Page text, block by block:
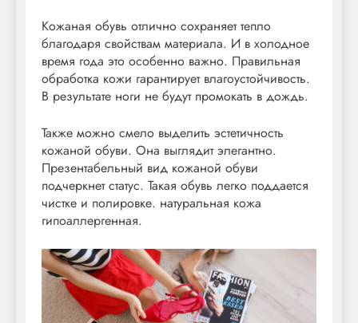
Кожаная обувь отлично сохраняет тепло
благодаря свойствам материала. И в холодное
время года это особенно важно. Правильная
обработка кожи гарантирует влагоустойчивость.
В результате ноги не будут промокать в дождь.
Также можно смело выделить эстетичность
кожаной обуви. Она выглядит элегантно.
Презентабельный вид кожаной обуви
подчеркнет статус. Такая обувь легко поддается
чистке и полировке. натуральная кожа
гипоаллергенная.